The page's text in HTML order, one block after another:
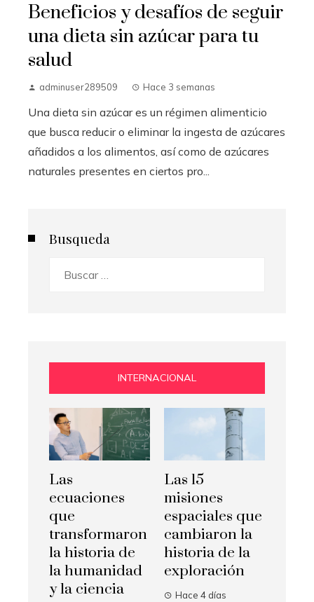
Beneficios y desafíos de seguir
una dieta sin azúcar para tu
salud
adminuser289509 Hace 3 semanas
Una dieta sin azúcar es un régimen alimenticio
que busca reducir o eliminar la ingesta de azúcares
añadidos a los alimentos, así como de azúcares
naturales presentes en ciertos pro...
Busqueda
INTERNACIONAL
Las
ecuaciones
que
transformaron
la historia de
la humanidad
y la ciencia
Las 15
misiones
espaciales que
cambiaron la
historia de la
exploración
Hace 4 días